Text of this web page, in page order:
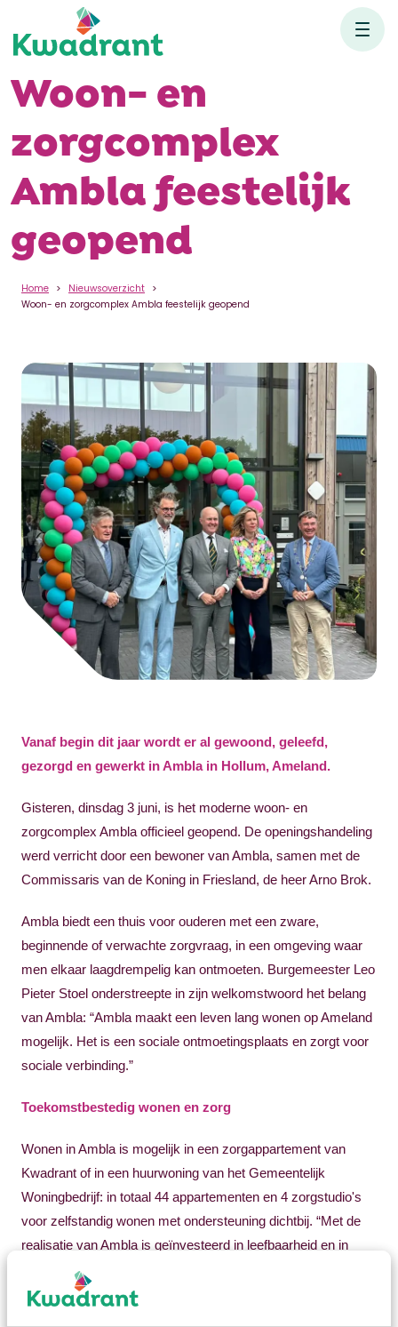
Woon- en
zorgcomplex
Ambla feestelijk
geopend
Home
Nieuwsoverzicht
Woon- en zorgcomplex Ambla feestelijk geopend
Vanaf begin dit jaar wordt er al gewoond, geleefd,
gezorgd en gewerkt in Ambla in Hollum, Ameland.
Gisteren, dinsdag 3 juni, is het moderne woon- en
zorgcomplex Ambla officieel geopend. De openingshandeling
werd verricht door een bewoner van Ambla, samen met de
Commissaris van de Koning in Friesland, de heer Arno Brok.
Ambla biedt een thuis voor ouderen met een zware,
beginnende of verwachte zorgvraag, in een omgeving waar
men elkaar laagdrempelig kan ontmoeten. Burgemeester Leo
Pieter Stoel onderstreepte in zijn welkomstwoord het belang
van Ambla: “Ambla maakt een leven lang wonen op Ameland
mogelijk. Het is een sociale ontmoetingsplaats en zorgt voor
sociale verbinding.”
Toekomstbestedig wonen en zorg
Wonen in Ambla is mogelijk in een zorgappartement van
Kwadrant of in een huurwoning van het Gemeentelijk
Woningbedrijf: in totaal 44 appartementen en 4 zorgstudio's
voor zelfstandig wonen met ondersteuning dichtbij. “Met de
realisatie van Ambla is geïnvesteerd in leefbaarheid en in
toekomstbestendige zorg”, stelde wethouder Piet IJnsen.
“Kwadrant kan zo haar zorgaanbod voortzetten op een